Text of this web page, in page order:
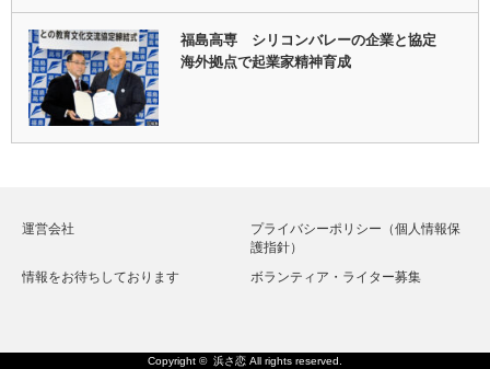
福島高専 シリコンバレーの企業と協定
海外拠点で起業家精神育成
運営会社
プライバシーポリシー（個人情報保
護指針）
情報をお待ちしております
ボランティア・ライター募集
Copyright © 浜さ恋 All rights reserved.